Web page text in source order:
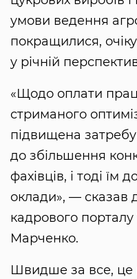
умови ведення
покращилися,
у річній
«Щодо оплати
стриманого
підвищена
до збільшення
фахівців, і тоді їм
оклади», — сказав
кадрового
Марченко.
Швидше за все, це